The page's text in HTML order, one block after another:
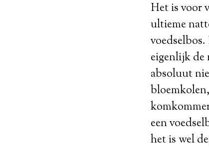
Het is voor
ultieme
eigenlijk de
absoluut
een
het is wel